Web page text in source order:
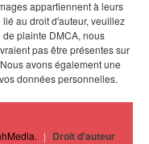
appartiennent à leurs
au droit d'auteur, veuillez
plainte DMCA, nous
pas être présentes sur
avons également une
données personnelles.
| Droit d'auteur